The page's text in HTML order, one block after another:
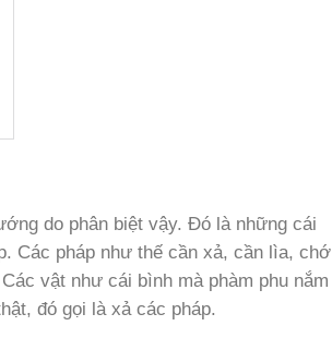
do phân biệt vậy. Đó là những cái
Các pháp như thế cần xả, cần lìa, chớ
vật như cái bình mà phàm phu nắm
đó gọi là xả các pháp.